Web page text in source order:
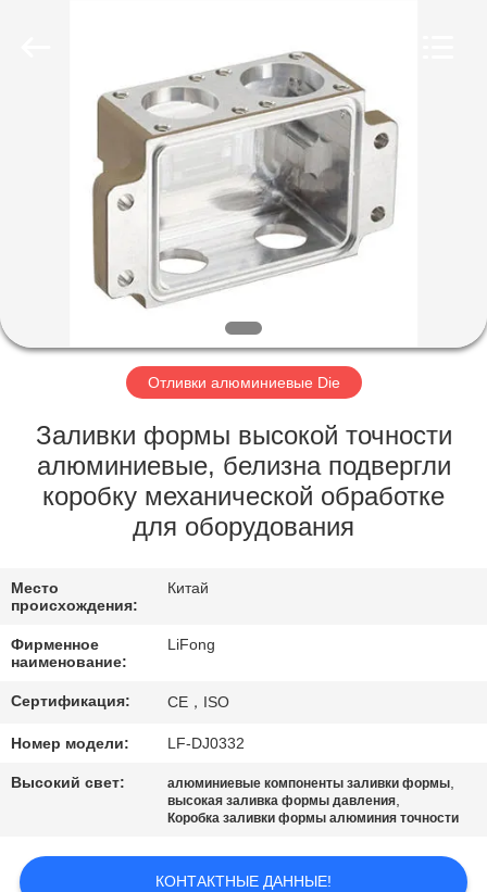
ДОМОЙ
ПРОДУКТЫ
ВИДЕОЗАПИСИ
О
НАС
ЭКСКУРСИЯ
ПО
ЗАВОДУ
КАЧЕСТВА
СВЯЖИТЕСЬ
С
НАМИ
ЗАПРОСИТЕ
Отливки алюминиевые Die
Заливки формы высокой точности
алюминиевые, белизна подвергли
коробку механической обработке
для оборудования
Место
происхождения:
Китай
Фирменное
наименование:
LiFong
Сертификация: CE，ISO
Номер модели: LF-DJ0332
Высокий свет: алюминиевые компоненты заливки формы,
высокая заливка формы давления,
Коробка заливки формы алюминия точности
КОНТАКТНЫЕ ДАННЫЕ!